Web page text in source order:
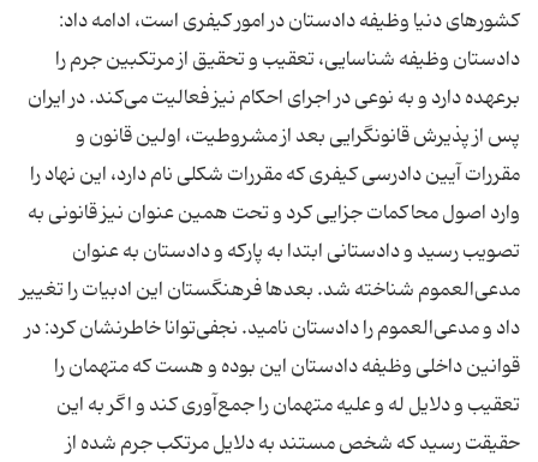
کشورهای دنیا وظیفه‌ دادستان در امور کیفری است، ادامه داد:
دادستان وظیفه‌ شناسایی، تعقیب و تحقیق از مرتکبین جرم را
برعهده دارد و به نوعی در اجرای احکام نیز فعالیت می‌کند. در ایران
پس از پذیرش قانونگرایی بعد از مشروطیت، اولین قانون و
مقررات آیین دادرسی کیفری که مقررات شکلی نام دارد، این نهاد را
وارد اصول محاکمات جزایی کرد و تحت همین عنوان نیز قانونی به
تصویب رسید و دادستانی ابتدا به پارکه و دادستان به عنوان
مدعی‌العموم شناخته شد. بعدها فرهنگستان این ادبیات را تغییر
داد و مدعی‌العموم را دادستان نامید. نجفی‌توانا خاطرنشان کرد: در
قوانین داخلی وظیفه‌ دادستان این بوده و هست که متهمان را
تعقیب و دلایل له و علیه متهمان را جمع‌آوری کند و اگر به این
حقیقت رسید که شخص مستند به دلایل مرتکب جرم شده از